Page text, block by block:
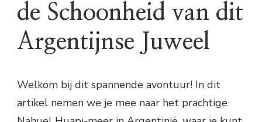
de Schoonheid van dit
Argentijnse Juweel
Welkom bij dit spannende avontuur! In dit
artikel nemen we je mee naar het prachtige